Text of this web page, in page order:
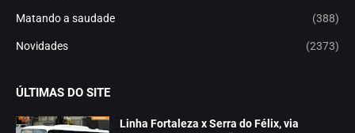
Matando a saudade (388)
Novidades (2373)
ÚLTIMAS DO SITE
Linha Fortaleza x Serra do Félix, via